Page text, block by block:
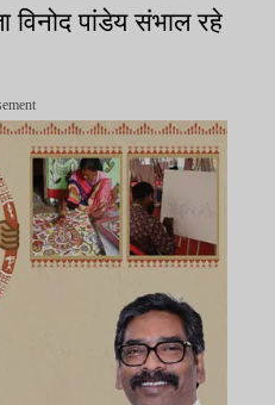
विनोद पांडेय संभाल रहे